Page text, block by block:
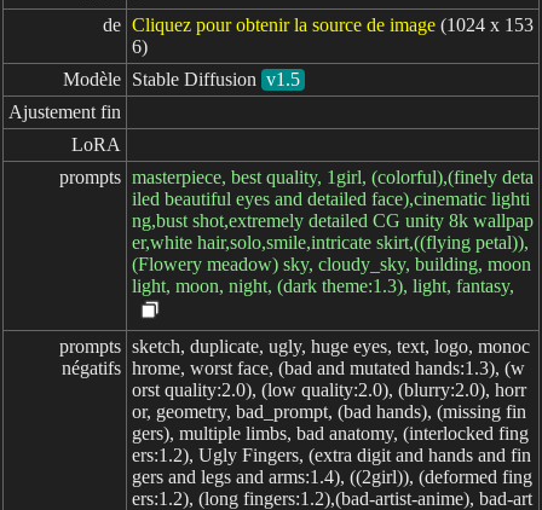
de Cliquez pour obtenir la source de image (1024 x 153
6)
Modèle Stable Diffusion v1.5
Ajustement fin
LoRA
prompts masterpiece, best quality, 1girl, (colorful),(finely deta
iled beautiful eyes and detailed face),cinematic lighti
ng,bust shot,extremely detailed CG unity 8k wallpap
er,white hair,solo,smile,intricate skirt,((flying petal)),
(Flowery meadow) sky, cloudy_sky, building, moon
light, moon, night, (dark theme:1.3), light, fantasy,
prompts
négatifs
sketch, duplicate, ugly, huge eyes, text, logo, monoc
hrome, worst face, (bad and mutated hands:1.3), (w
orst quality:2.0), (low quality:2.0), (blurry:2.0), horr
or, geometry, bad_prompt, (bad hands), (missing fin
gers), multiple limbs, bad anatomy, (interlocked fing
ers:1.2), Ugly Fingers, (extra digit and hands and fin
gers and legs and arms:1.4), ((2girl)), (deformed fing
ers:1.2), (long fingers:1.2),(bad-artist-anime), bad-art